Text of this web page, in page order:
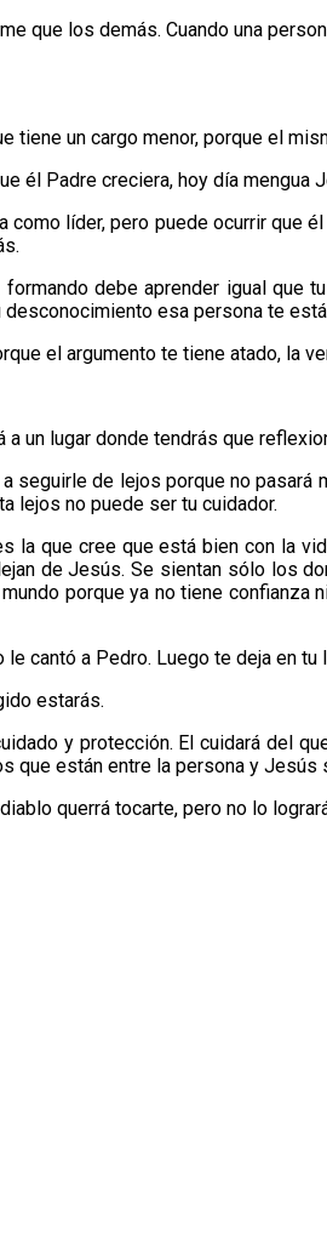
que los demás. Cuando una
tiene un cargo menor, porque el
él Padre creciera, hoy día
como líder, pero puede ocurrir
debe aprender igual que
esa persona te
el argumento te tiene atado, la
un lugar donde tendrás que
seguirle de lejos porque no
lejos no puede ser tu cuidador.
la que cree que está bien con la
de Jesús. Se sientan sólo los
porque ya no tiene
cantó a Pedro. Luego te deja en
estarás.
y protección. El cuidará del
que están entre la persona y Jesús
querrá tocarte, pero no lo